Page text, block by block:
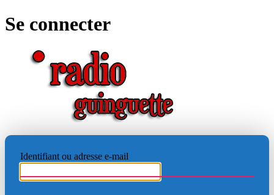
Se connecter
Identifiant ou adresse e-mail